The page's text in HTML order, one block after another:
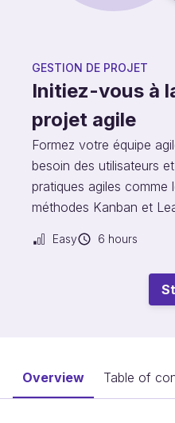
GESTION DE PROJET
Initiez-vous à
projet agile
Formez votre équipe
besoin des utilisateurs
pratiques agiles comme
méthodes Kanban et
Easy 6 hours
Overview Table of